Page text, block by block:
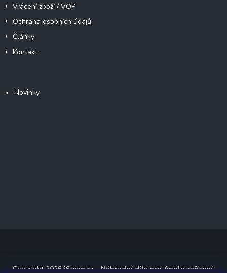
Vrácení zboží / VOP
Ochrana osobních údajů
Články
Kontakt
» Novinky
Copyright 2026 iSwap.cz - Náhradní díly pro Apple zařízení